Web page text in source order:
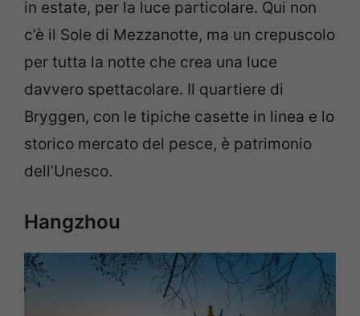
in estate, per la luce particolare. Qui non
c’è il Sole di Mezzanotte, ma un crepuscolo
per tutta la notte che crea una luce
davvero spettacolare. Il quartiere di
Bryggen, con le tipiche casette in linea e lo
storico mercato del pesce, è patrimonio
dell’Unesco.
Hangzhou